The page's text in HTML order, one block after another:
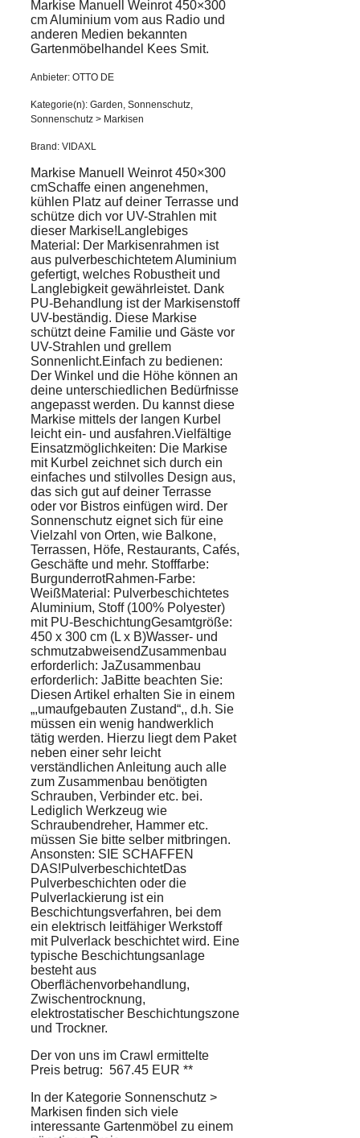
Markise Manuell Weinrot 450×300
cm Aluminium vom aus Radio und
anderen Medien bekannten
Gartenmöbelhandel Kees Smit.
Anbieter: OTTO DE
Kategorie(n): Garden, Sonnenschutz,
Sonnenschutz > Markisen
Brand: VIDAXL
Markise Manuell Weinrot 450×300
cmSchaffe einen angenehmen,
kühlen Platz auf deiner Terrasse und
schütze dich vor UV-Strahlen mit
dieser Markise!Langlebiges
Material: Der Markisenrahmen ist
aus pulverbeschichtetem Aluminium
gefertigt, welches Robustheit und
Langlebigkeit gewährleistet. Dank
PU-Behandlung ist der Markisenstoff
UV-beständig. Diese Markise
schützt deine Familie und Gäste vor
UV-Strahlen und grellem
Sonnenlicht.Einfach zu bedienen:
Der Winkel und die Höhe können an
deine unterschiedlichen Bedürfnisse
angepasst werden. Du kannst diese
Markise mittels der langen Kurbel
leicht ein- und ausfahren.Vielfältige
Einsatzmöglichkeiten: Die Markise
mit Kurbel zeichnet sich durch ein
einfaches und stilvolles Design aus,
das sich gut auf deiner Terrasse
oder vor Bistros einfügen wird. Der
Sonnenschutz eignet sich für eine
Vielzahl von Orten, wie Balkone,
Terrassen, Höfe, Restaurants, Cafés,
Geschäfte und mehr. Stofffarbe:
BurgunderrotRahmen-Farbe:
WeißMaterial: Pulverbeschichtetes
Aluminium, Stoff (100% Polyester)
mit PU-BeschichtungGesamtgröße:
450 x 300 cm (L x B)Wasser- und
schmutzabweisendZusammenbau
erforderlich: JaZusammenbau
erforderlich: JaBitte beachten Sie:
Diesen Artikel erhalten Sie in einem
„,umaufgebauten Zustand“,, d.h. Sie
müssen ein wenig handwerklich
tätig werden. Hierzu liegt dem Paket
neben einer sehr leicht
verständlichen Anleitung auch alle
zum Zusammenbau benötigten
Schrauben, Verbinder etc. bei.
Lediglich Werkzeug wie
Schraubendreher, Hammer etc.
müssen Sie bitte selber mitbringen.
Ansonsten: SIE SCHAFFEN
DAS!PulverbeschichtetDas
Pulverbeschichten oder die
Pulverlackierung ist ein
Beschichtungsverfahren, bei dem
ein elektrisch leitfähiger Werkstoff
mit Pulverlack beschichtet wird. Eine
typische Beschichtungsanlage
besteht aus
Oberflächenvorbehandlung,
Zwischentrocknung,
elektrostatischer Beschichtungszone
und Trockner.
Der von uns im Crawl ermittelte
Preis betrug: 567.45 EUR **
In der Kategorie Sonnenschutz >
Markisen finden sich viele
interessante Gartenmöbel zu einem